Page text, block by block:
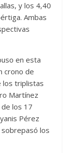
y los 4,40
Ambas
en esta
crono de
los triplistas
Martínez
los 17
Pérez
sobrepasó los